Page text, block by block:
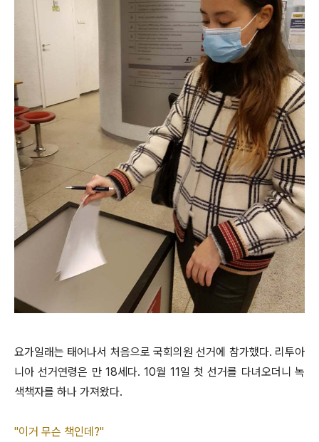
요가일래는 태어나서 처음으로 국회의원 선거에 참가했다. 리투아
니아 선거연령은 만 18세다. 10월 11일 첫 선거를 다녀오더니 녹
색책자를 하나 가져왔다.
"이거 무슨 책인데?"